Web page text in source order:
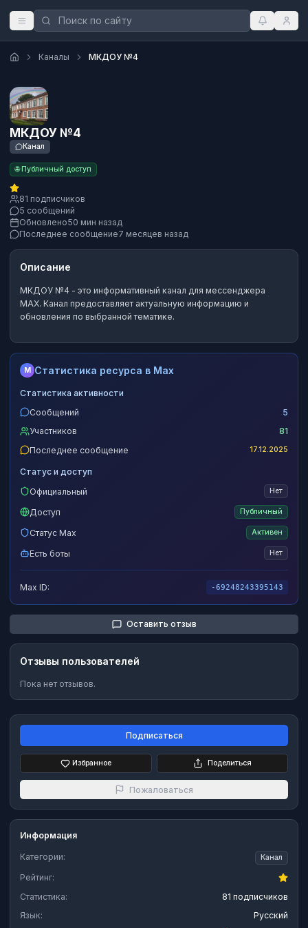
Каналы МКДОУ №4
МКДОУ №4
Канал
🌐 Публичный доступ
81 подписчиков
5 сообщений
Обновлено50 мин назад
Последнее сообщение7 месяцев назад
Описание
МКДОУ №4 - это информативный канал для мессенджера
MAX. Канал предоставляет актуальную информацию и
обновления по выбранной тематике.
M Статистика ресурса в Max
Статистика активности
Сообщений
5
Участников
81
Последнее сообщение
17.12.2025
Статус и доступ
Официальный
Нет
Доступ Публичный
Статус Max Активен
Есть боты Нет
Max ID: -69248243395143
Оставить отзыв
Отзывы пользователей
Пока нет отзывов.
Подписаться
Избранное Поделиться
Пожаловаться
Информация
Категории: Канал
Рейтинг:
Статистика:
81 подписчиков
Язык:
Русский